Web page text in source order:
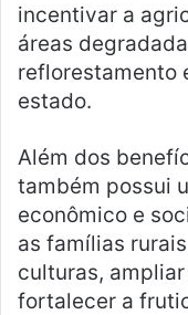
incentivar a
áreas
reflorestamento
estado.
Além dos
também possui
econômico e
as famílias
culturas,
fortalecer a